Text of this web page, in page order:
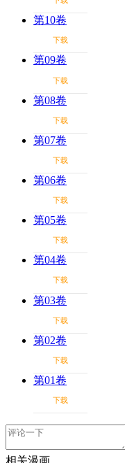
第10卷
下载
第09卷
下载
第08卷
下载
第07卷
下载
第06卷
下载
第05卷
下载
第04卷
下载
第03卷
下载
第02卷
下载
第01卷
下载